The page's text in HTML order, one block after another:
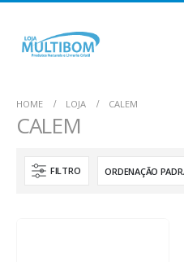
HOME LOJA CALEM
CALEM
FILTRO